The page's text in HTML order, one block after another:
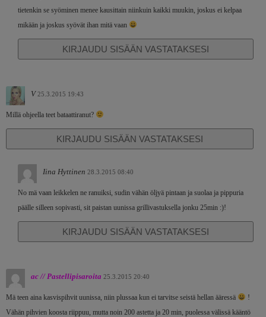
tietenkin se syöminen menee kausittain niinkuin kaikki muukin, joskus ei kelpaa
mikään ja joskus syövät ihan mitä vaan
KIRJAUDU SISÄÄN VASTATAKSESI
V 25.3.2015 19:43
Millä ohjeella teet bataattiranut?
KIRJAUDU SISÄÄN VASTATAKSESI
Iina Hyttinen 28.3.2015 08:40
No mä vaan leikkelen ne ranuiksi, sudin vähän öljyä pintaan ja suolaa ja pippuria
päälle silleen sopivasti, sit paistan uunissa grillivastuksella jonku 25min :)!
KIRJAUDU SISÄÄN VASTATAKSESI
ac // Pastellipisaroita 25.3.2015 20:40
Mä teen aina kasvispihvit uunissa, niin plussaa kun ei tarvitse seistä hellan ääressä
!
Vähän pihvien koosta riippuu, mutta noin 200 astetta ja 20 min, puolessa välissä kääntö